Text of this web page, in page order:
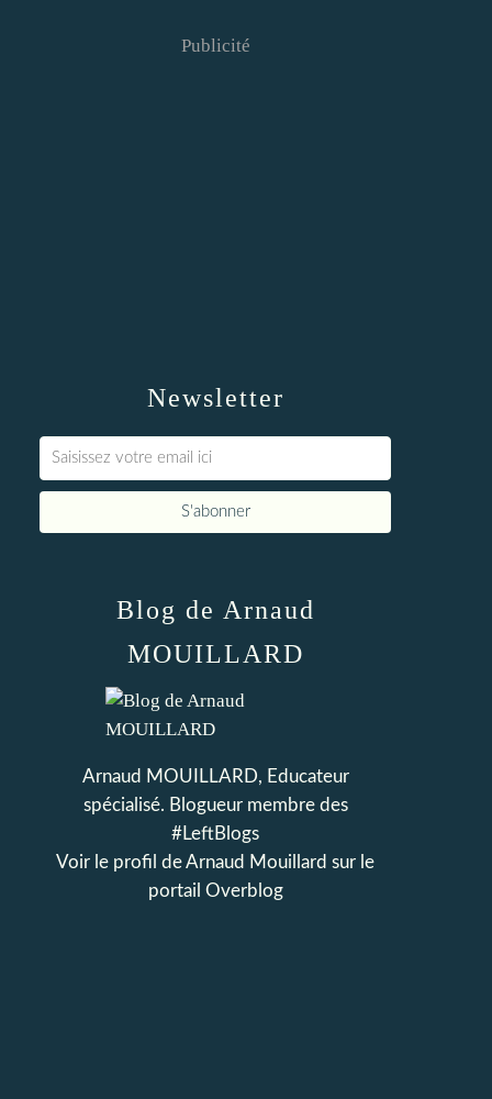
Newsletter
Publicité
Blog de Arnaud
MOUILLARD
Arnaud MOUILLARD, Educateur
spécialisé. Blogueur membre des
#LeftBlogs
Voir le profil deArnaud Mouillard sur le
portail Overblog